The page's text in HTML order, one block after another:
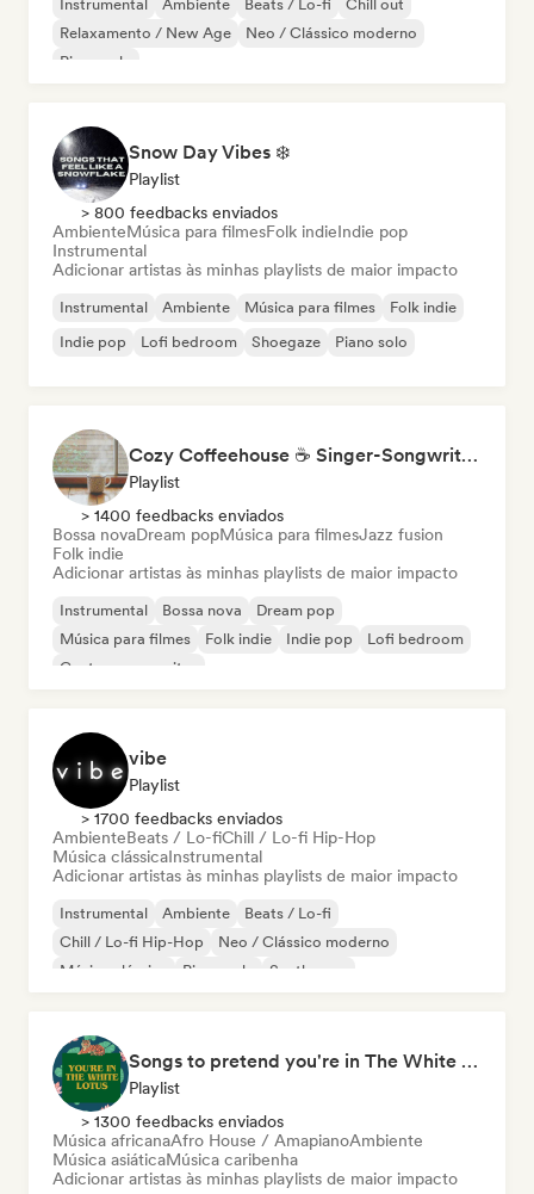
Instrumental Ambiente Beats / Lo-fi
Chill out
Relaxamento / New Age
Neo / Clássico moderno
Piano solo
Snow Day Vibes ❄️
Playlist
> 800 feedbacks enviados
AmbienteMúsica para filmesFolk indieIndie pop
Instrumental
Adicionar artistas às minhas playlists de maior impacto
Instrumental Ambiente Música para filmes
Folk indie
Indie pop
Lofi bedroom Shoegaze Piano solo
Cozy Coffeehouse ☕ Singer-Songwriter, Indie Folk & Acoustic
Playlist
> 1400 feedbacks enviados
Bossa novaDream popMúsica para filmesJazz fusion
Folk indie
Adicionar artistas às minhas playlists de maior impacto
Instrumental Bossa nova
Dream pop
Música para filmes
Folk indie Indie pop
Lofi bedroom
Cantor-compositor
vibe
Playlist
> 1700 feedbacks enviados
AmbienteBeats / Lo-fiChill / Lo-fi Hip-Hop
Música clássicaInstrumental
Adicionar artistas às minhas playlists de maior impacto
Instrumental Ambiente
Beats / Lo-fi
Chill / Lo-fi Hip-Hop
Neo / Clássico moderno
Música clássica
Piano solo Synthwave
Songs to pretend you're in The White Lotus
Playlist
> 1300 feedbacks enviados
Música africanaAfro House / AmapianoAmbiente
Música asiáticaMúsica caribenha
Adicionar artistas às minhas playlists de maior impacto